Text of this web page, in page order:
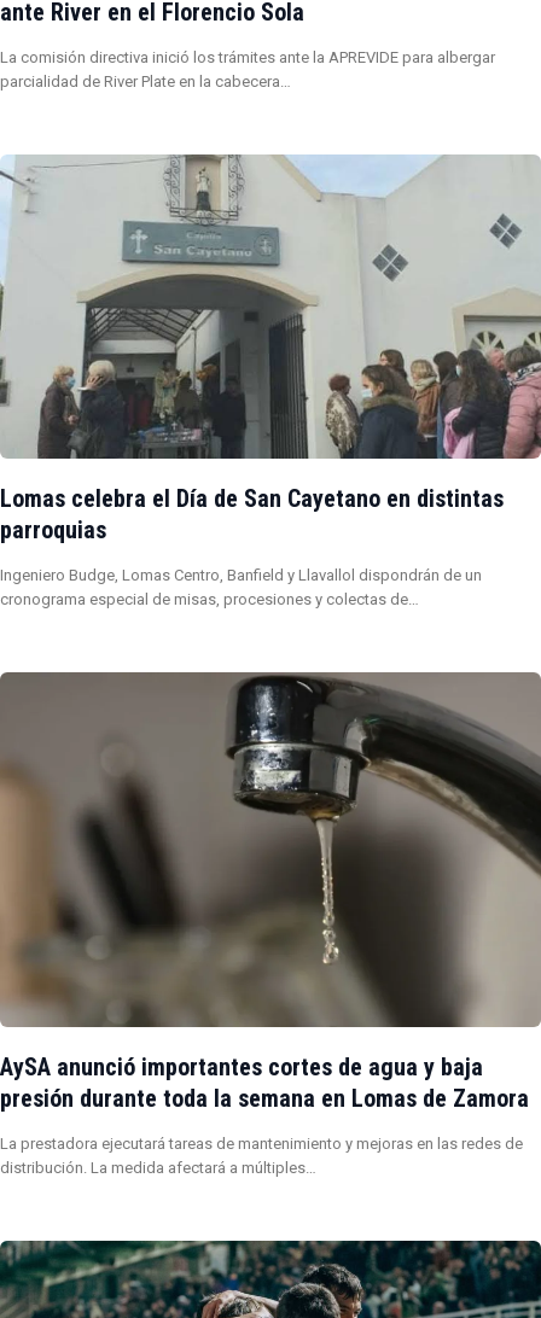
ante River en el Florencio Sola
La comisión directiva inició los trámites ante la APREVIDE para albergar
parcialidad de River Plate en la cabecera…
Lomas celebra el Día de San Cayetano en distintas
parroquias
Ingeniero Budge, Lomas Centro, Banfield y Llavallol dispondrán de un
cronograma especial de misas, procesiones y colectas de…
AySA anunció importantes cortes de agua y baja
presión durante toda la semana en Lomas de Zamora
La prestadora ejecutará tareas de mantenimiento y mejoras en las redes de
distribución. La medida afectará a múltiples…